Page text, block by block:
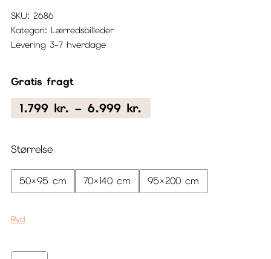
SKU: 2686
Kategori: Lærredsbilleder
Levering 3-7 hverdage
Gratis fragt
1.799 kr. – 6.999 kr.
1.799 kr.
Størrelse
50×95 cm 70×140 cm 95×200 cm
Ryd